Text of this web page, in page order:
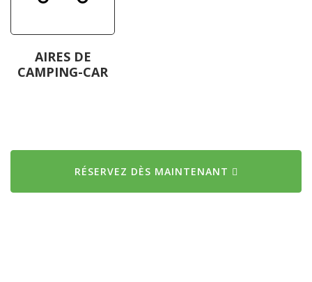
AIRES DE
CAMPING-CAR
RÉSERVEZ DÈS MAINTENANT